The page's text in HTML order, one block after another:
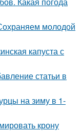
молодой
капуста с
статьи в
на зиму в 1-
крону